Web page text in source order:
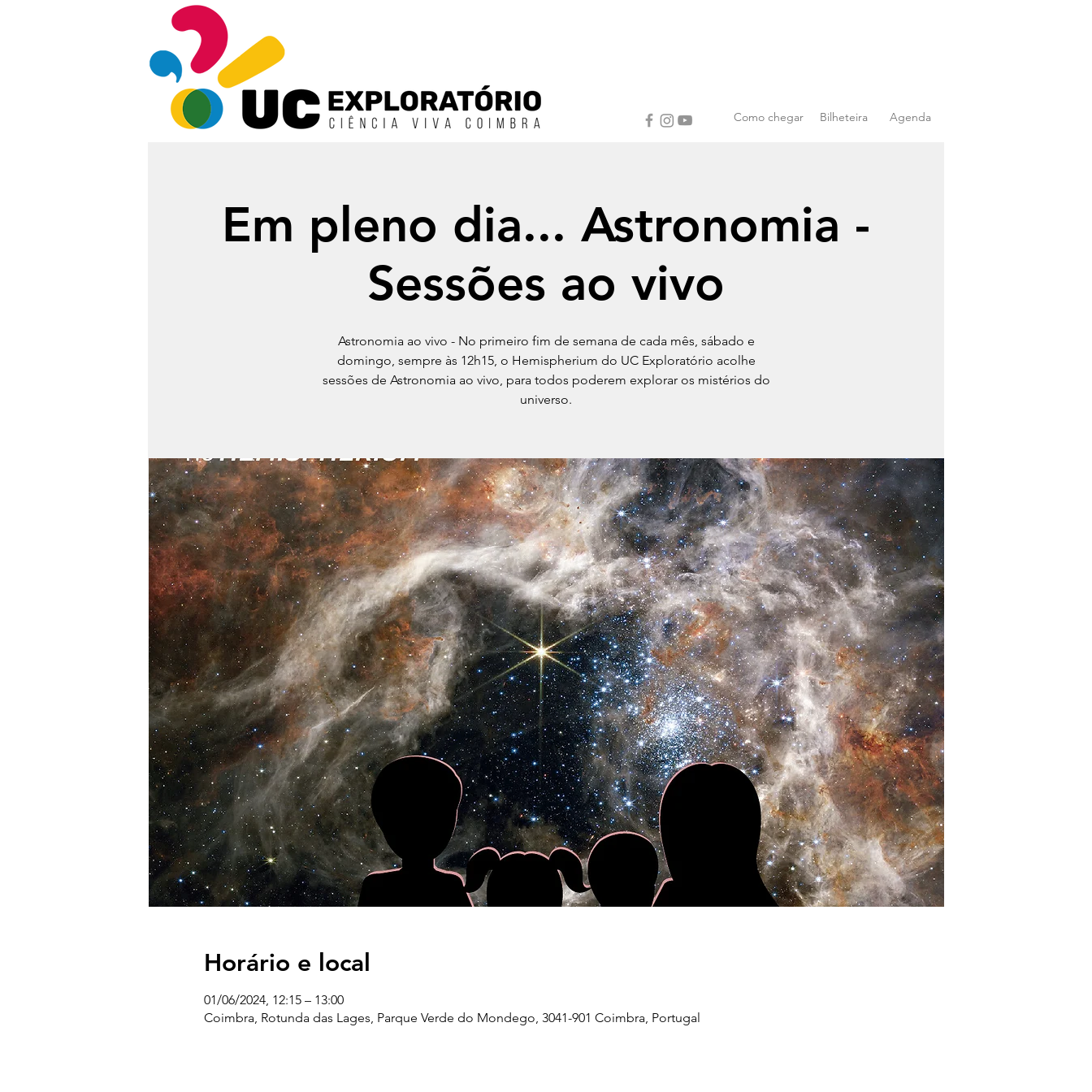
Como chegar Bilheteira Agenda
Em pleno dia... Astronomia -
Sessões ao vivo
Astronomia ao vivo - No primeiro fim de semana de cada mês, sábado e
domingo, sempre às 12h15, o Hemispherium do UC Exploratório acolhe
sessões de Astronomia ao vivo, para todos poderem explorar os mistérios do
universo.
Horário e local
01/06/2024, 12:15 – 13:00
Coimbra, Rotunda das Lages, Parque Verde do Mondego, 3041-901 Coimbra, Portugal